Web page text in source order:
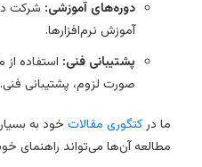
دوره‌های آموزشی: شرکت
آموزش نرم‌افزارها.
پشتیبانی فنی: استفاده از
صورت لزوم، پشتیبانی فنی.
ما درکتگوری مقالات خود به
مطالعه آن‌ها می‌تواند راهنمای